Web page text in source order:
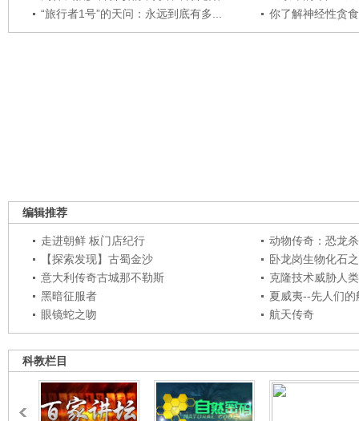
“旅行者1号”的天问：永远到底有多...
你了解神经性贪
编辑推荐
走进朝鲜 板门店纪行
动物传奇：恐龙
【探索发现】古蜀金沙
卧龙岗生物化石
意大利传奇古城那不勒斯
克隆技术威胁人
黑暗征服者
夏威夷--先人们的
眼镜蛇之吻
航天传奇
科教栏目